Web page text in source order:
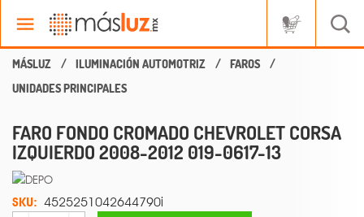
ILUMINACIÓN AUTOMOTRIZ
FAROS
UNIDADES PRINCIPALES
FARO FONDO CROMADO CHEVROLET CORSA
IZQUIERDO 2008-2012 019-0617-13
SKU: 4525251042644790i